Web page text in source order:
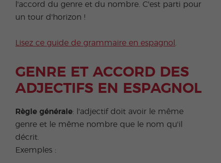
l'accord du genre et du nombre. C'est parti pour
un tour d'horizon !
Lisez ce guide de grammaire en espagnol
GENRE ET ACCORD DES
ADJECTIFS EN ESPAGNOL
Règle générale: l'adjectif doit avoir le même
genre et le même nombre que le nom qu'il
décrit.
Exemples :